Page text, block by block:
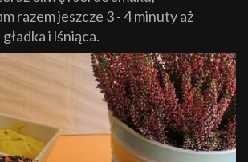
razem jeszcze 3 - 4 minuty aż
i lśniąca.